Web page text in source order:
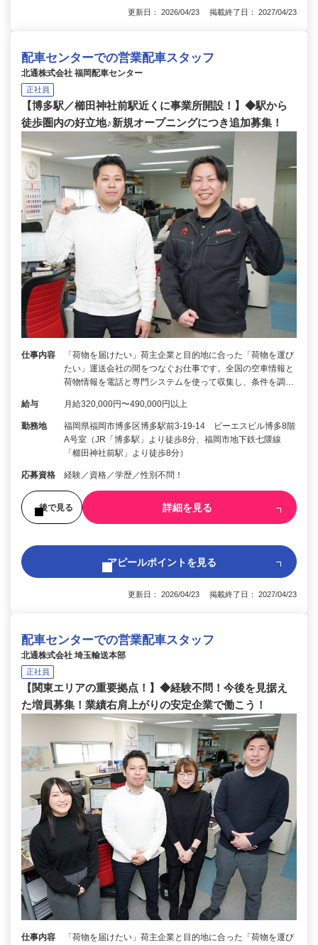
更新日： 2026/04/23 掲載終了日： 2027/04/23
配車センターでの営業配車スタッフ
北通株式会社 福岡配車センター
正社員
【博多駅／櫛田神社前駅近くに事業所開設！】◆駅から
徒歩圏内の好立地♪新規オープニングにつき追加募集！
仕事内容
「荷物を届けたい」荷主企業と目的地に合った「荷物を運び
たい」運送会社の間をつなぐお仕事です。全国の空車情報と
荷物情報を電話と専門システムを使って収集し、条件を調…
給与 月給320,000円〜490,000円以上
勤務地
福岡県福岡市博多区博多駅前3-19-14 ビーエスビル博多8階
A号室（JR「博多駅」より徒歩8分、福岡市地下鉄七隈線
「櫛田神社前駅」より徒歩8分）
応募資格 経験／資格／学歴／性別不問！
後で見る 詳細を見る
アピールポイントを見る
更新日： 2026/04/23 掲載終了日： 2027/04/23
配車センターでの営業配車スタッフ
北通株式会社 埼玉輸送本部
正社員
【関東エリアの重要拠点！】◆経験不問！今後を見据え
た増員募集！業績右肩上がりの安定企業で働こう！
仕事内容
「荷物を届けたい」荷主企業と目的地に合った「荷物を運び